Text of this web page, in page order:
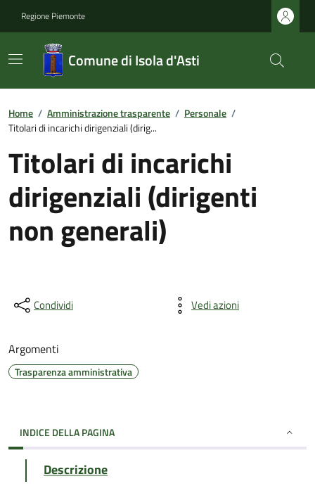
Regione Piemonte
Comune di Isola d'Asti
Home / Amministrazione trasparente / Personale /
Titolari di incarichi dirigenziali (dirig...
Titolari di incarichi
dirigenziali (dirigenti
non generali)
Condividi Vedi azioni
Argomenti
Trasparenza amministrativa
INDICE DELLA PAGINA
Descrizione